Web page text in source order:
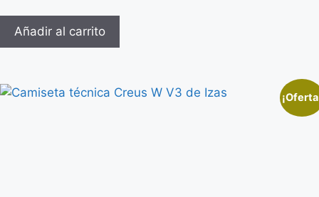
Añadir al carrito